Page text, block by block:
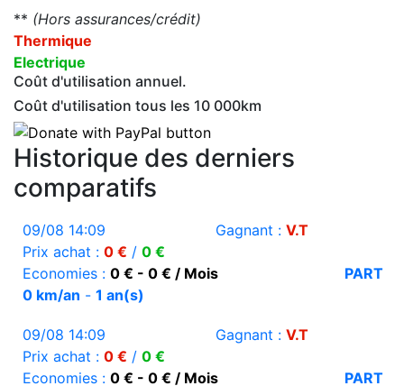
** (Hors assurances/crédit)
Thermique
Electrique
Coût d'utilisation annuel.
Coût d'utilisation tous les 10 000km
Historique des derniers
comparatifs
09/08 14:09 Gagnant : V.T
Prix achat : 0 € / 0 €
Economies : 0 € - 0 € / Mois
PART
0 km/an - 1 an(s)
09/08 14:09 Gagnant : V.T
Prix achat : 0 € / 0 €
Economies : 0 € - 0 € / Mois PART